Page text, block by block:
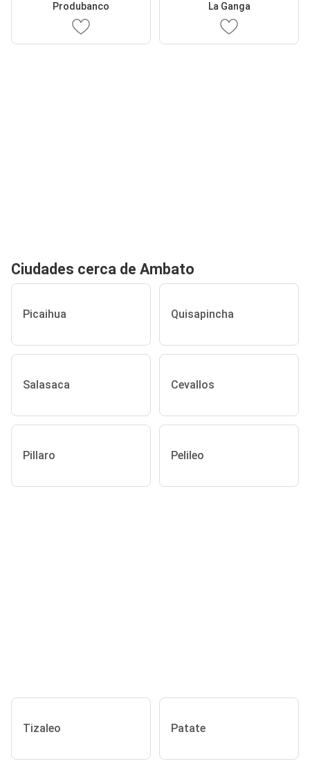
Produbanco La Ganga
Ciudades cerca de Ambato
Picaihua Quisapincha
Salasaca Cevallos
Pillaro Pelileo
Tizaleo Patate